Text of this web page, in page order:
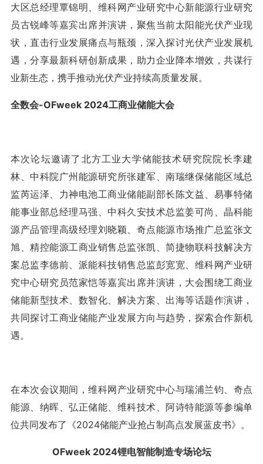
大区总经理覃锦明、维科网产业研究中心新能源行业研究
员古锐峰等嘉宾出席并演讲，聚焦当前太阳能光伏产业现
状，直击行业发展痛点与瓶颈，深入探讨光伏产业发展机
遇，分享最新科研创新成果，助力企业降本增效，共谋行
业新生态，携手推动光伏产业持续高质量发展。
全数会-OFweek 2024工商业储能大会
本次论坛邀请了北方工业大学储能技术研究院院长李建
林、中科院广州能源研究所张建军、南瑞继保储能区域总
监芮运泽、力神电池工商业储能副部长陈文益、易事特储
能事业部总经理马强、中科久安技术总监姜可尚、晶科能
源产品管理高级经理刘晓颖、奇点能源市场推广总监张文
旭、精控能源工商业销售总监张凯、简捷物联科技解决方
案总监李德前、派能科技销售总监彭宽宽、维科网产业研
究中心研究员范家恺等嘉宾出席并演讲，大会围绕工商业
储能新型技术、数智化、解决方案、出海等话题作演讲，
共同探讨工商业储能产业发展方向与趋势，探索合作新机
遇。
在本次会议期间，维科网产业研究中心与瑞浦兰钧、奇点
能源、纳晖、弘正储能、维科技术、阿诗特能源等参编单
位共同发布了《2024储能产业抢占制高点发展蓝皮书》。
OFweek 2024锂电智能制造专场论坛